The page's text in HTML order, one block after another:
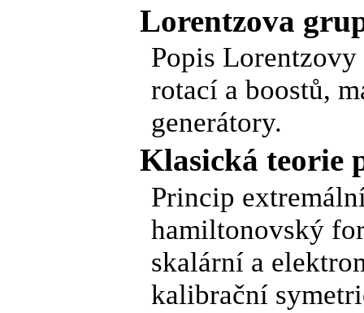
Lorentzova
Popis
rotací a boostů,
generátory.
Klasická teorie
Princip
hamiltonovský
skalární a
kalibrační